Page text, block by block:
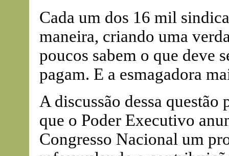
Cada um dos 16 mil
maneira, criando uma
poucos sabem o que deve
pagam. E a esmagadora
A discussão dessa
que o Poder Executivo
Congresso Nacional um